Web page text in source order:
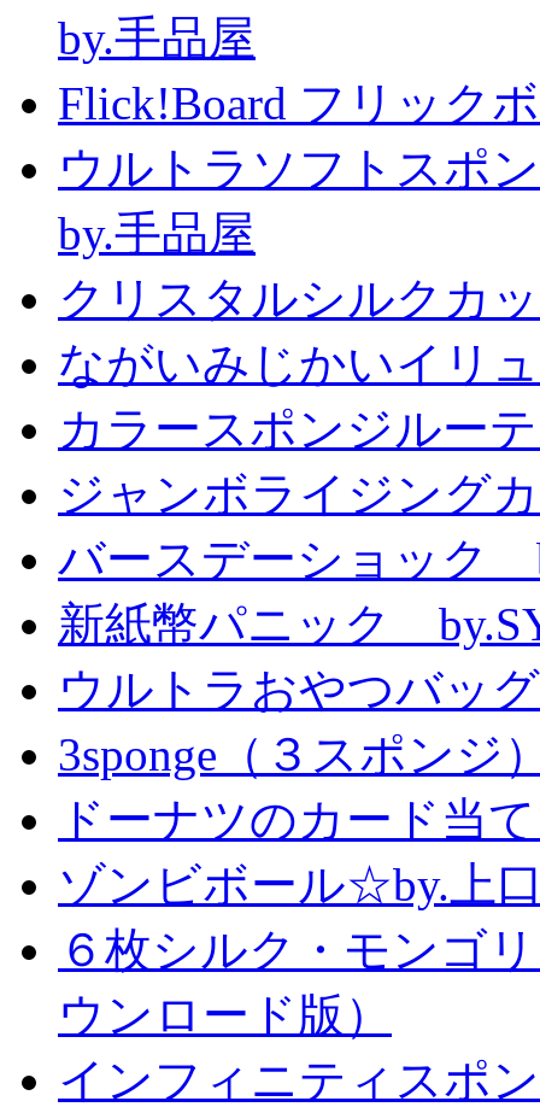
by.手品屋
Flick!Board フリック
ウルトラソフトスポ
by.手品屋
クリスタルシルクカ
ながいみじかいイリ
カラースポンジルー
ジャンボライジング
バースデーショック
新紙幣パニック
ウルトラおやつバッ
3sponge（３スポン
ドーナツのカード当
ゾンビボール☆by.上
６枚シルク・モンゴ
ウンロード版）
インフィニティスポ